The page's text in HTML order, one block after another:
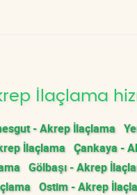
İlaçlama
- Akrep İlaçlama
İlaçlama Çankaya -
Gölbaşı - Akrep
Ostim - Akrep